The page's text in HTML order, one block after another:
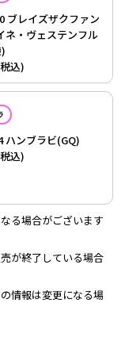
ブレイズザクファン
ネ・ヴェステンフル
込)
ハンブラビ(GQ)
込)
る場合がございます
が終了している場合
情報は変更になる場